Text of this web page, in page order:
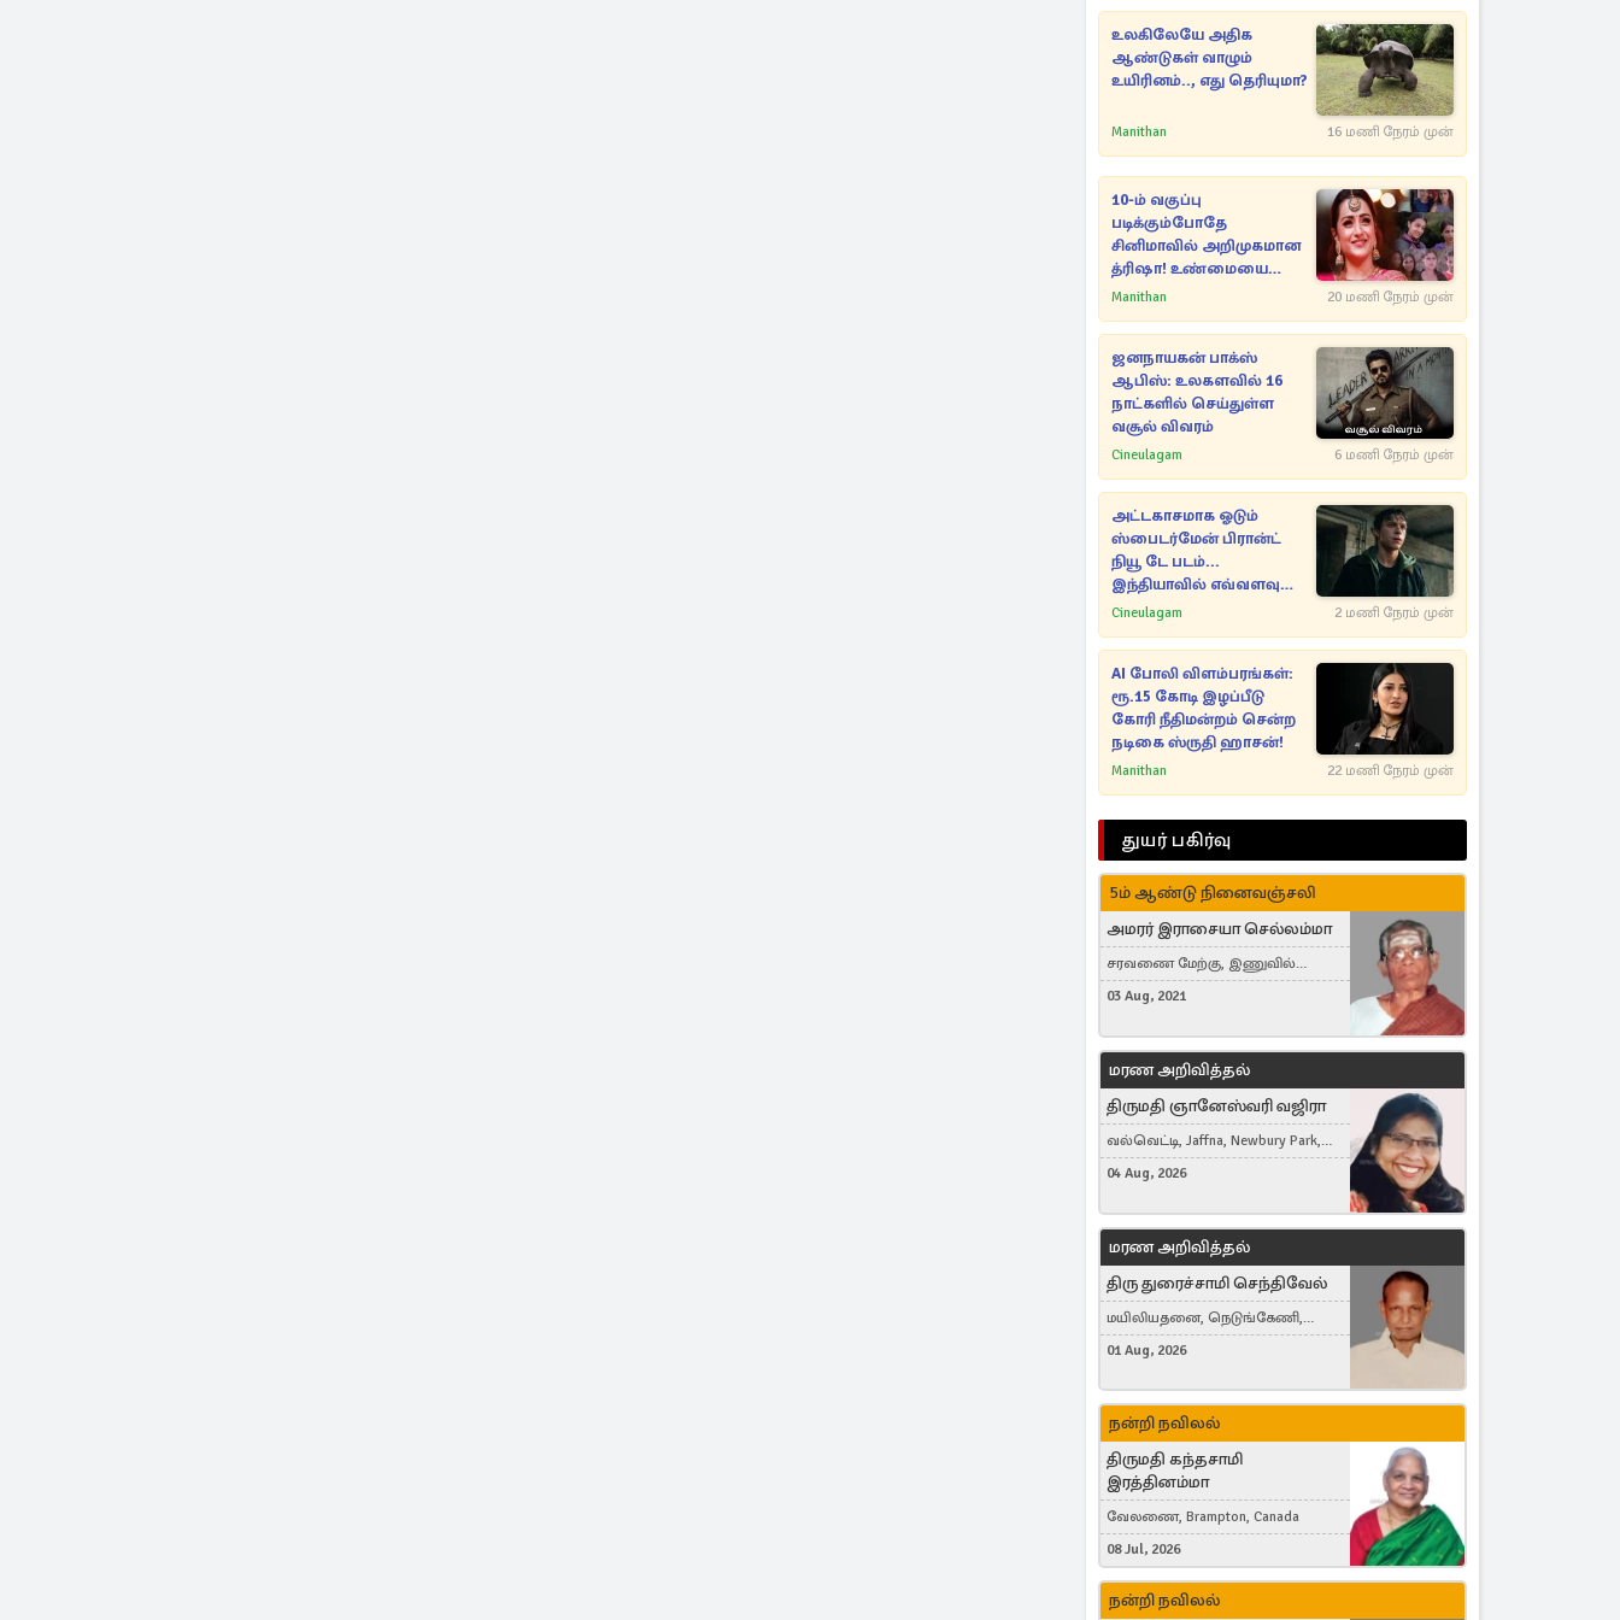
உலகிலேயே அதிக
ஆண்டுகள் வாழும்
உயிரினம்.., எது தெரியுமா?
Manithan 16 மணி நேரம் முன்
10-ம் வகுப்பு
படிக்கும்போதே
சினிமாவில் அறிமுகமான
த்ரிஷா! உண்மையை
பகிர்ந்த இயக்குநர் பிரவீன்
Manithan 20 மணி நேரம் முன்
ஜனநாயகன் பாக்ஸ்
ஆபிஸ்: உலகளவில் 16
நாட்களில் செய்துள்ள
வசூல் விவரம்
Cineulagam 6 மணி நேரம் முன்
அட்டகாசமாக ஓடும்
ஸ்பைடர்மேன் பிரான்ட்
நியூ டே படம்...
இந்தியாவில் எவ்வளவு
வசூல்?
Cineulagam 2 மணி நேரம் முன்
AI போலி விளம்பரங்கள்:
ரூ.15 கோடி இழப்பீடு
கோரி நீதிமன்றம் சென்ற
நடிகை ஸ்ருதி ஹாசன்!
Manithan 22 மணி நேரம் முன்
துயர் பகிர்வு
5ம் ஆண்டு நினைவஞ்சலி
அமரர் இராசையா செல்லம்மா
சரவணை மேற்கு, இணுவில்
கிழக்கு
03 Aug, 2021
மரண அறிவித்தல்
திருமதி ஞானேஸ்வரி வஜிரா
வல்வெட்டி, Jaffna, Newbury Park,
United Kingdom
04 Aug, 2026
மரண அறிவித்தல்
திரு துரைச்சாமி செந்திவேல்
மயிலியதனை, நெடுங்கேணி,
கம்பர்மலை
01 Aug, 2026
நன்றி நவிலல்
திருமதி கந்தசாமி
இரத்தினம்மா
வேலணை, Brampton, Canada
08 Jul, 2026
நன்றி நவிலல்